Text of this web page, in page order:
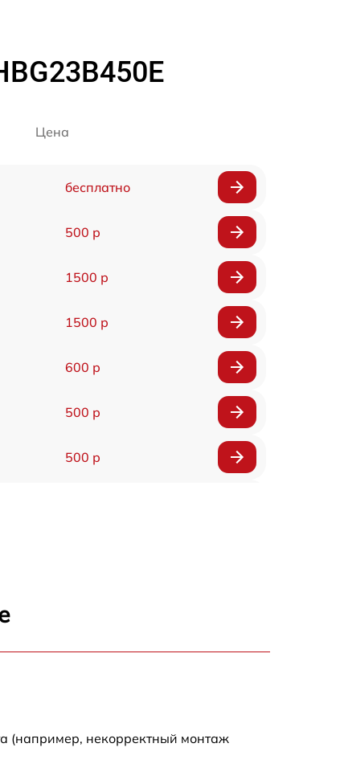
Цена
бесплатно
500 р
1500 р
1500 р
600 р
500 р
500 р
(например, некорректный монтаж